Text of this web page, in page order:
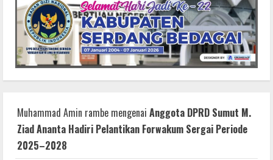
Muhammad Amin rambe mengenai Anggota DPRD Sumut M.
Ziad Ananta Hadiri Pelantikan Forwakum Sergai Periode
2025–2028